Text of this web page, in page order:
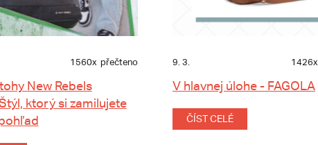
1560x přečteno
New Rebels
ktorý si zamilujete
9. 3. 1426x
V hlavnej úlohe - FAGOLA
ČÍST CELÉ